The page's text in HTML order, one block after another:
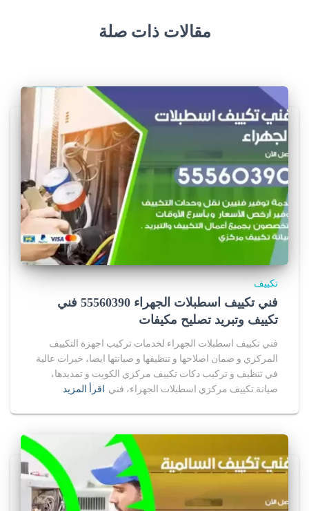
مقالات ذات صلة
تكييف
فني تكييف اسطبلات الجهراء 55560390 فني
تكييف وتبريد تصليح مكيفات
فني تكييف اسطبلات الجهراء لخدمات تركيب اجهزة التكييف
المركزي و ضمان اصلاحها و تنظيفها و صيانتها ايضا، خبرات عالية
في تنظيف و تركيب دكات تكييف مركزي الكويت و تمديدها،
صيانة تكييف مركزي اسطبلات الجهراء، فني اقرأ المزيد